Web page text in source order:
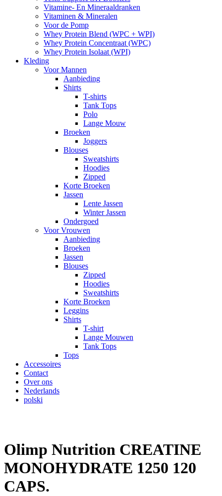
Vitamine- En Mineraaldranken
Vitaminen & Mineralen
Voor de Pomp
Whey Protein Blend (WPC + WPI)
Whey Protein Concentraat (WPC)
Whey Protein Isolaat (WPI)
Kleding
Voor Mannen
Aanbieding
Shirts
T-shirts
Tank Tops
Polo
Lange Mouw
Broeken
Joggers
Blouses
Sweatshirts
Hoodies
Zipped
Korte Broeken
Jassen
Lente Jassen
Winter Jassen
Ondergoed
Voor Vrouwen
Aanbieding
Broeken
Jassen
Blouses
Zipped
Hoodies
Sweatshirts
Korte Broeken
Leggins
Shirts
T-shirt
Lange Mouwen
Tank Tops
Tops
Accessoires
Contact
Over ons
Nederlands
polski
Olimp Nutrition CREATINE
MONOHYDRATE 1250 120
CAPS.